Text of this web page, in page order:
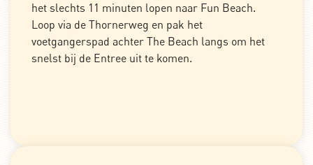
het slechts 11 minuten lopen naar Fun Beach.
Loop via de Thornerweg en pak het
voetgangerspad achter The Beach langs om het
snelst bij de Entree uit te komen.